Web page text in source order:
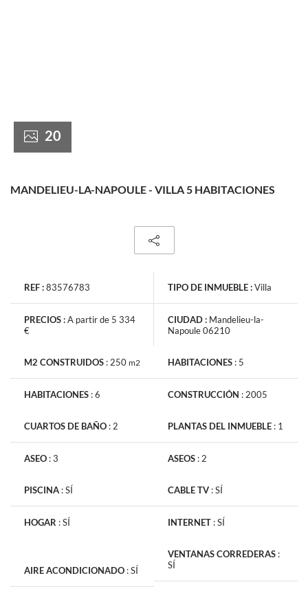
20
MANDELIEU-LA-NAPOULE - VILLA 5 HABITACIONES
REF :83576783
PRECIOS :A partir de 5 334
€
TIPO DE INMUEBLE :Villa
CIUDAD : Mandelieu-la-
Napoule 06210
M2 CONSTRUIDOS :250 m2
HABITACIONES :6
HABITACIONES : 5
CONSTRUCCIÓN :2005
CUARTOS DE BAÑO :2
ASEO :3
PLANTAS DEL INMUEBLE : 1
ASEOS :2
PISCINA :SÍ
HOGAR :SÍ
CABLE TV :SÍ
INTERNET :SÍ
AIRE ACONDICIONADO :SÍ
VENTANAS CORREDERAS :
SÍ
France +(33)
La información recabada es necesaria para la tramitación de su
vinculo. En todo momento dispone de un derecho de acceso, de
modificación, de rectificación y supresión.